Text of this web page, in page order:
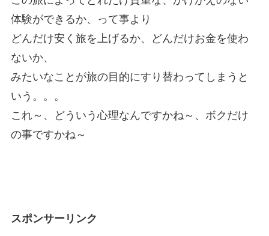
体験ができるか、って事より
どんだけ安く旅を上げるか、どんだけお金を使わ
ないか、
みたいなことが旅の目的にすり替わってしまうと
いう。。。
これ～、どういう心理なんですかね～、ボクだけ
の事ですかね～
スポンサーリンク